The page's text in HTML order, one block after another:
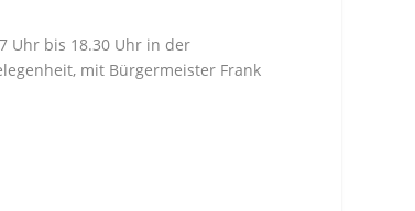
Uhr bis 18.30 Uhr in der
mit Bürgermeister Frank